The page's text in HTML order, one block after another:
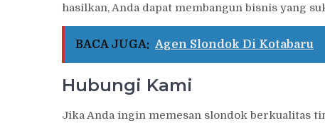
hasilkan, Anda dapat membangun bisnis yang
BACA JUGA: Agen Slondok Di Kotabaru
Hubungi Kami
Jika Anda ingin memesan slondok berkualitas